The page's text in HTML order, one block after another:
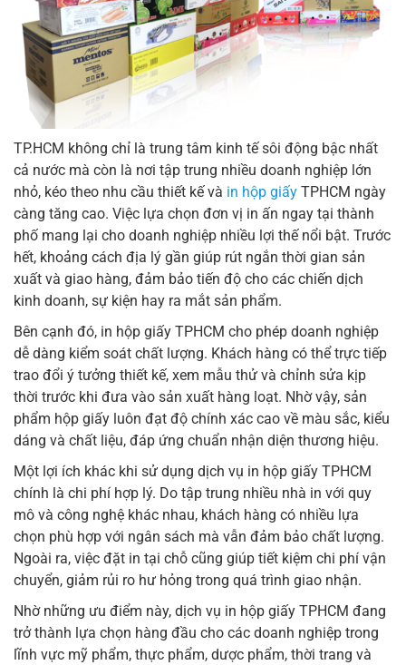
TP.HCM không chỉ là trung tâm kinh tế sôi động bậc nhất
cả nước mà còn là nơi tập trung nhiều doanh nghiệp lớn
nhỏ, kéo theo nhu cầu thiết kế và in hộp giấy TPHCM ngày
càng tăng cao. Việc lựa chọn đơn vị in ấn ngay tại thành
phố mang lại cho doanh nghiệp nhiều lợi thế nổi bật. Trước
hết, khoảng cách địa lý gần giúp rút ngắn thời gian sản
xuất và giao hàng, đảm bảo tiến độ cho các chiến dịch
kinh doanh, sự kiện hay ra mắt sản phẩm.
Bên cạnh đó, in hộp giấy TPHCM cho phép doanh nghiệp
dễ dàng kiểm soát chất lượng. Khách hàng có thể trực tiếp
trao đổi ý tưởng thiết kế, xem mẫu thử và chỉnh sửa kịp
thời trước khi đưa vào sản xuất hàng loạt. Nhờ vậy, sản
phẩm hộp giấy luôn đạt độ chính xác cao về màu sắc, kiểu
dáng và chất liệu, đáp ứng chuẩn nhận diện thương hiệu.
Một lợi ích khác khi sử dụng dịch vụ in hộp giấy TPHCM
chính là chi phí hợp lý. Do tập trung nhiều nhà in với quy
mô và công nghệ khác nhau, khách hàng có nhiều lựa
chọn phù hợp với ngân sách mà vẫn đảm bảo chất lượng.
Ngoài ra, việc đặt in tại chỗ cũng giúp tiết kiệm chi phí vận
chuyển, giảm rủi ro hư hỏng trong quá trình giao nhận.
Nhờ những ưu điểm này, dịch vụ in hộp giấy TPHCM đang
trở thành lựa chọn hàng đầu cho các doanh nghiệp trong
lĩnh vực mỹ phẩm, thực phẩm, dược phẩm, thời trang và